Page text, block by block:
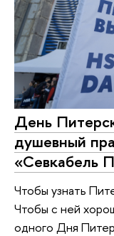
День
душевный
«Севкабель
Чтобы узнать
Чтобы с ней
одного Дня